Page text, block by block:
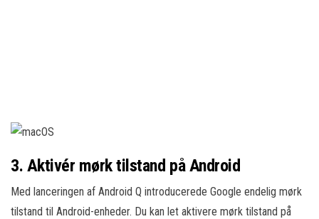
3. Aktivér mørk tilstand på Android
Med lanceringen af Android Q introducerede Google endelig mørk
tilstand til Android-enheder. Du kan let aktivere mørk tilstand på